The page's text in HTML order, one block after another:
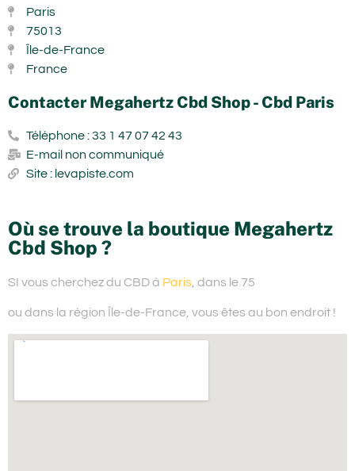
Paris
75013
Île-de-France
France
Contacter Megahertz Cbd Shop - Cbd Paris
Téléphone : 33 1 47 07 42 43
E-mail non communiqué
Site : levapiste.com
Où se trouve la boutique Megahertz
Cbd Shop ?
SI vous cherchez du CBD à Paris , dans le 75
ou dans la région Île-de-France, vous êtes au bon endroit !